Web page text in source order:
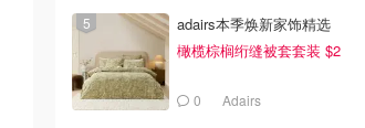
adairs本季焕新家饰精选
橄榄棕榈绗缝被套套装 $2
0 Adairs